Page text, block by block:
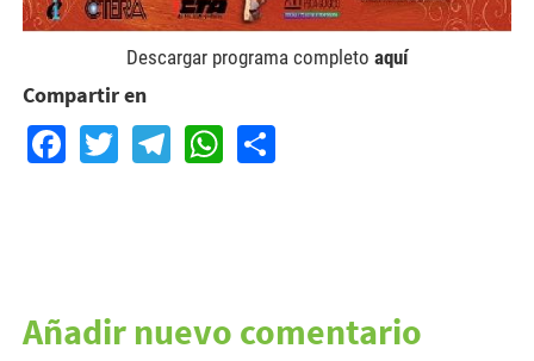
Descargar programa completo aquí
Compartir en
Facebook
TwitterTelegram
WhatsApp
Share
Añadir nuevo comentario